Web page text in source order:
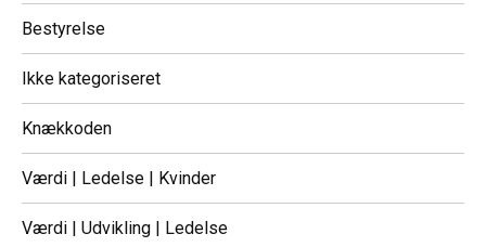
Bestyrelse
Ikke kategoriseret
Knækkoden
Værdi | Ledelse | Kvinder
Værdi | Udvikling | Ledelse